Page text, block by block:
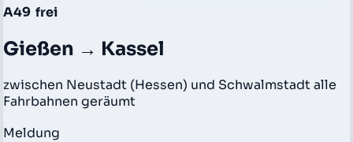
A49 frei
Gießen → Kassel
zwischen Neustadt (Hessen) und Schwalmstadt alle
Fahrbahnen geräumt
Meldung